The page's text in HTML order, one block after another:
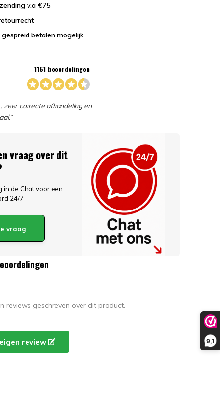
9,1
v.a €75
betalen mogelijk
1151 beoordelingen
zeer correcte afhandeling en
vraag over dit
in de Chat voor een
24/7
vraag
reviews geschreven over dit product.
review